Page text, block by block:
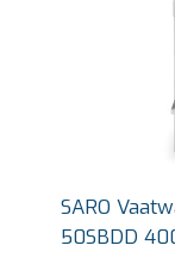
SARO
50SBDD